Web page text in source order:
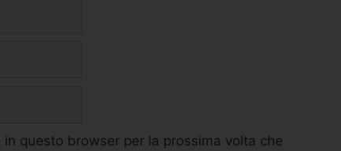
questo browser per la prossima volta che